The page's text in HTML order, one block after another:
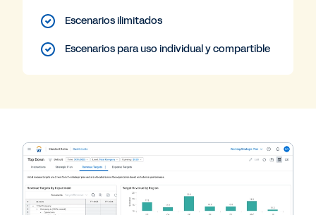
Escenarios ilimitados
Escenarios para uso individual y compartible